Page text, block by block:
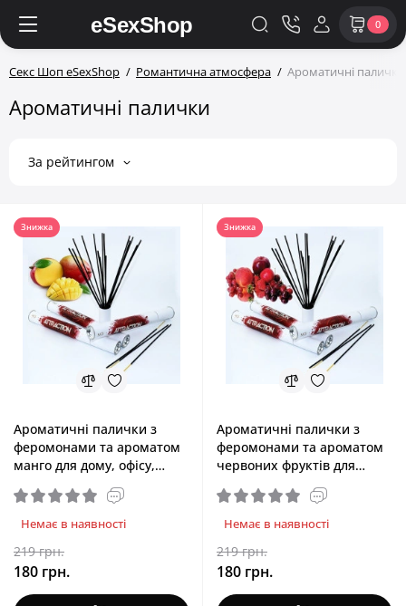
0
Секс Шоп eSexShop Романтична атмосфера Ароматичні палички
Ароматичні палички
За рейтингом
Знижка
Ароматичні палички з
феромонами та ароматом
манго для дому, офісу,
магазину MAI Mango, 20 шт
Немає в наявності
219 грн.
180 грн.
Знижка
Ароматичні палички з
феромонами та ароматом
червоних фруктів для
дому, офісу MAI Red Fruits,
20 шт
Немає в наявності
219 грн.
180 грн.